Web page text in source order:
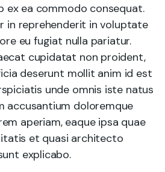
ex ea commodo consequat.
in reprehenderit in voluptate
eu fugiat nulla pariatur.
cupidatat non proident,
deserunt mollit anim id est
unde omnis iste natus
accusantium doloremque
aperiam, eaque ipsa quae
et quasi architecto
explicabo.